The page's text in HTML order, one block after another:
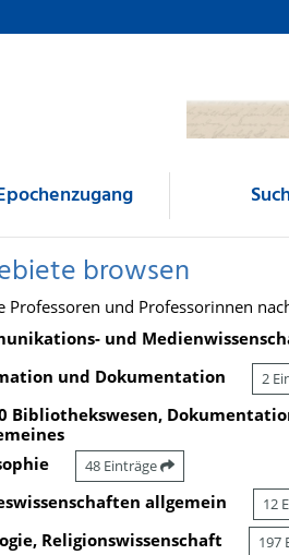
browsen
Professoren und Professorinnen
und
und Dokumentation 2
Bibliothekswesen,
48 Einträge
allgemein 12
Religionswissenschaft 197